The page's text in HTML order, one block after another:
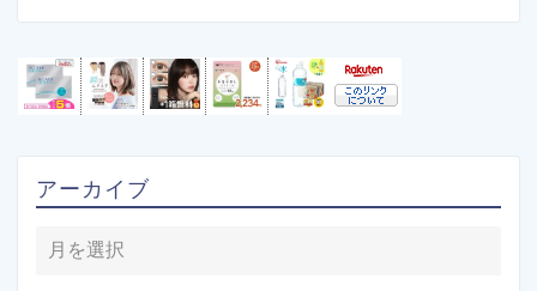
アーカイブ